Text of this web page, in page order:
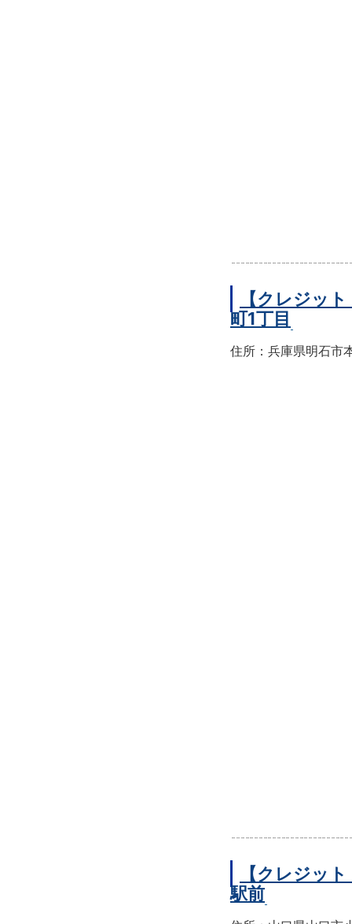
【クレジッ
町1丁目
住所：兵庫県明石市
【クレジッ
駅前